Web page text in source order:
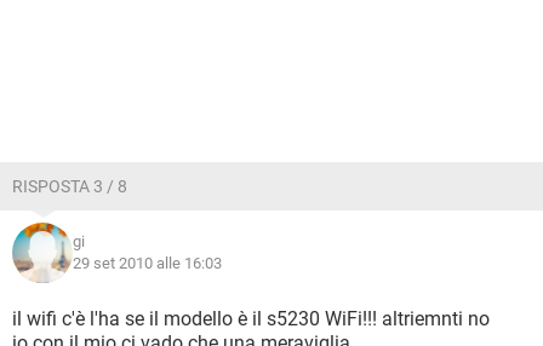
RISPOSTA 3 / 8
gi
29 set 2010 alle 16:03
il wifi c'è l'ha se il modello è il s5230 WiFi!!! altriemnti no